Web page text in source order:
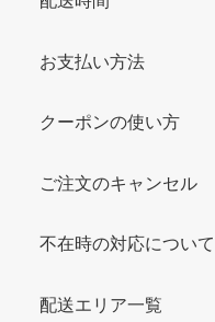
お支払い方法
クーポンの使い方
ご注文のキャンセル
不在時の対応について
配送エリア一覧